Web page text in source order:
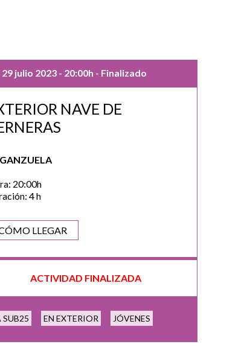
29 julio 2023 - 20:00h - Finalizado
NAVE DE
20:00h
4 h
LLEGAR
ACTIVIDAD FINALIZADA
SUB25 EN EXTERIOR JÓVENES